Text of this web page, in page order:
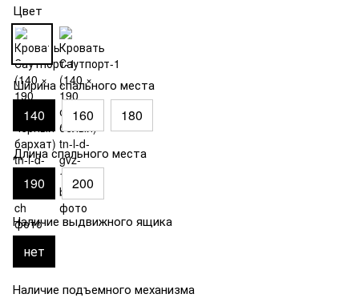
Цвет
Ширина спального места
140 160 180
Длина спального места
190 200
Наличие выдвижного ящика
нет
Наличие подъемного механизма